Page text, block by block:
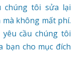
chúng tôi sửa lại
không mất phí.
cầu chúng tôi
bạn cho mục đích